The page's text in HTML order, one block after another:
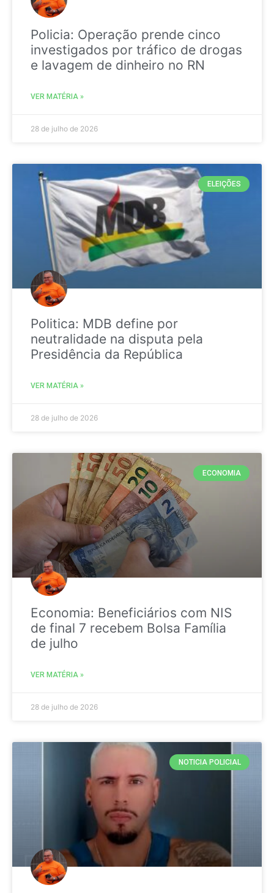
Policia: Operação prende cinco
investigados por tráfico de drogas
e lavagem de dinheiro no RN
VER MATÉRIA »
28 de julho de 2026
ELEIÇÕES
Politica: MDB define por
neutralidade na disputa pela
Presidência da República
VER MATÉRIA »
28 de julho de 2026
ECONOMIA
Economia: Beneficiários com NIS
de final 7 recebem Bolsa Família
de julho
VER MATÉRIA »
28 de julho de 2026
NOTICIA POLICIAL